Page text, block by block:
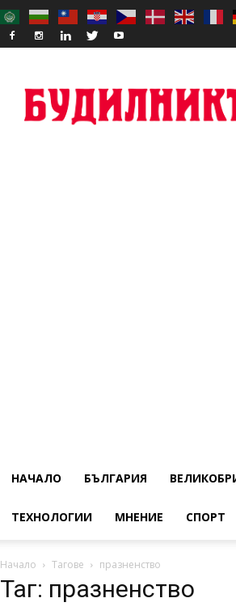
НАЧАЛО БЪЛГАРИЯ
ТЕХНОЛОГИИ МНЕНИЕ СПОРТ
Начало Тагове празненство
Таг: празненство